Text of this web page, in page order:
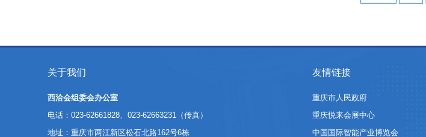
关于我们
西洽会组委会办公室
电话：023-62661828、023-62663231（传真）
地址：重庆市两江新区松石北路162号6栋
友情链接
重庆市人民政府
重庆悦来会展中心
中国国际智能产业博览会